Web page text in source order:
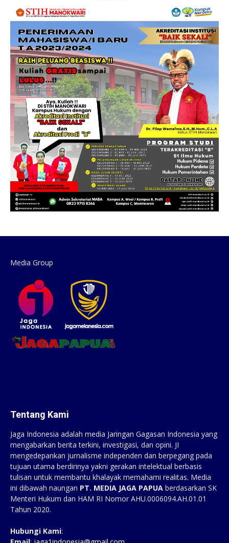
Media Group
Tentang Kami
Jaga Indonesia adalah media Jaringan Gagasan Indonesia yang
mengabarkan berita terkini, investigasi, dan opini. JI
mengedepankan jurnalisme independen dan berpegang pada
tujuan utama berdirinya yakni gerakan intelektual berbasis
tulisan untuk membantu khalayak memahami realitas. Media
ini dibawah naungan PT. MEDIA JAGA PAPUA berdasarkan SK
Menteri Hukum dan HAM RI Nomor AHU.0006094.AH.01.01
Tahun 2020.
Hubungi Kami: